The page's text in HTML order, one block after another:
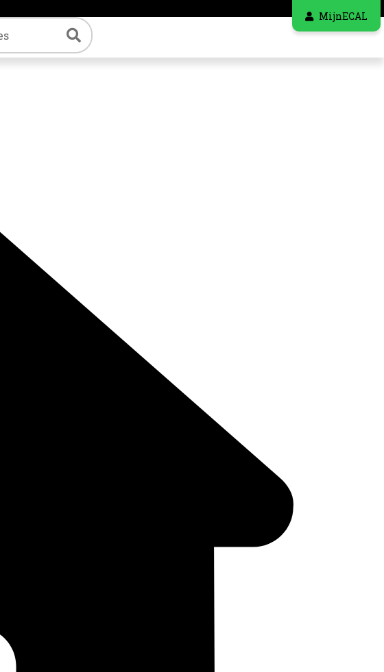
MijnECAL
Zoeken